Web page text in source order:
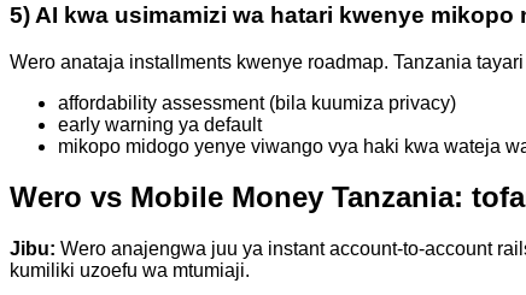
5) AI kwa usimamizi wa hatari kwenye mikopo
Wero anataja installments kwenye roadmap. Tanzania
affordability assessment (bila kuumiza privacy)
early warning ya default
mikopo midogo yenye viwango vya haki kwa wateja
Wero vs Mobile Money Tanzania:
Jibu: Wero anajengwa juu ya instant account-to-account
kumiliki uzoefu wa mtumiaji.